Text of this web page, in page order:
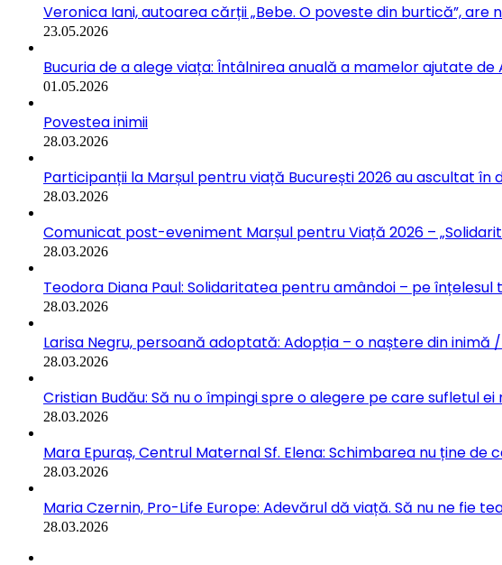
Veronica Iani, autoarea cărții „Bebe. O poveste din burtică”, are
23.05.2026
Bucuria de a alege viața: Întâlnirea anuală a mamelor ajutate
01.05.2026
Povestea inimii
28.03.2026
Participanții la Marșul pentru viață București 2026 au ascultat
28.03.2026
Comunicat post-eveniment Marșul pentru Viață 2026 –
28.03.2026
Teodora Diana Paul: Solidaritatea pentru amândoi – pe
28.03.2026
Larisa Negru, persoană adoptată: Adopția – o naștere din inimă
28.03.2026
Cristian Budău: Să nu o împingi spre o alegere pe care sufletul
28.03.2026
Mara Epuraș, Centrul Maternal Sf. Elena: Schimbarea nu ține
28.03.2026
Maria Czernin, Pro-Life Europe: Adevărul dă viață. Să nu ne fie
28.03.2026